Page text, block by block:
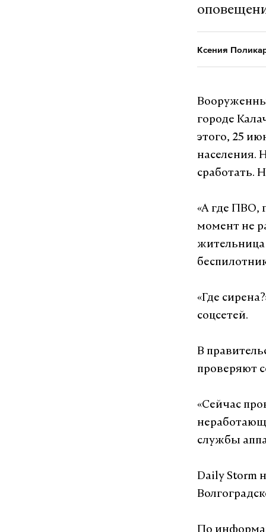
Ксения
городе
этого, 25
населения.
сработать.
«А где ПВО,
момент не
жительница
«Где
соцсетей.
В
проверяют
«Сейчас
службы
Daily Storm